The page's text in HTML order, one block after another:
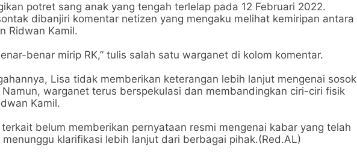
potret sang anak yang tengah terlelap pada 12 Februari 2022.
dibanjiri komentar netizen yang mengaku melihat kemiripan antara
Ridwan Kamil.
benar mirip RK,” tulis salah satu warganet di kolom komentar.
Lisa tidak memberikan keterangan lebih lanjut mengenai sosok
warganet terus berspekulasi dan membandingkan ciri-ciri fisik
Kamil.
belum memberikan pernyataan resmi mengenai kabar yang telah
klarifikasi lebih lanjut dari berbagai pihak.(Red.AL)